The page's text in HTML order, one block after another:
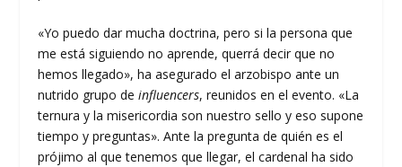
«Yo puedo dar mucha doctrina, pero si la persona que
me está siguiendo no aprende, querrá decir que no
hemos llegado», ha asegurado el arzobispo ante un
nutrido grupo deinfluencers, reunidos en el evento. «La
ternura y la misericordia son nuestro sello y eso supone
tiempo y preguntas». Ante la pregunta de quién es el
prójimo al que tenemos que llegar, el cardenal ha sido